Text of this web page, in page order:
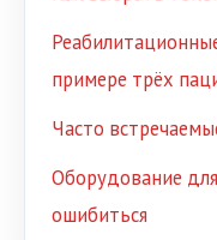
примере трёх
Часто
Оборудование
ошибиться